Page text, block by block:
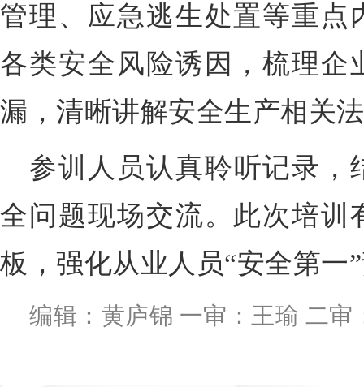
管理、应急逃生处置等重点
各类安全风险诱因，梳理企
漏，清晰讲解安全生产相关
参训人员认真聆听记录，
全问题现场交流。此次培训
板，强化从业人员“安全第一
编辑：黄庐锦 一审：王瑜 二审